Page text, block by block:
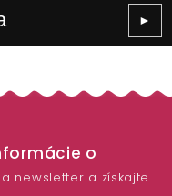
►
o
newsletter a získajte